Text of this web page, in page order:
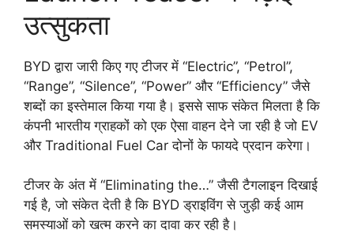
उत्सुकता
BYD द्वारा जारी किए गए टीजर में “Electric”, “Petrol”,
“Range”, “Silence”, “Power” और “Efficiency” जैसे
शब्दों का इस्तेमाल किया गया है। इससे साफ संकेत मिलता है कि
कंपनी भारतीय ग्राहकों को एक ऐसा वाहन देने जा रही है जो EV
और Traditional Fuel Car दोनों के फायदे प्रदान करेगा।
टीजर के अंत में “Eliminating the…” जैसी टैगलाइन दिखाई
गई है, जो संकेत देती है कि BYD ड्राइविंग से जुड़ी कई आम
समस्याओं को खत्म करने का दावा कर रही है।